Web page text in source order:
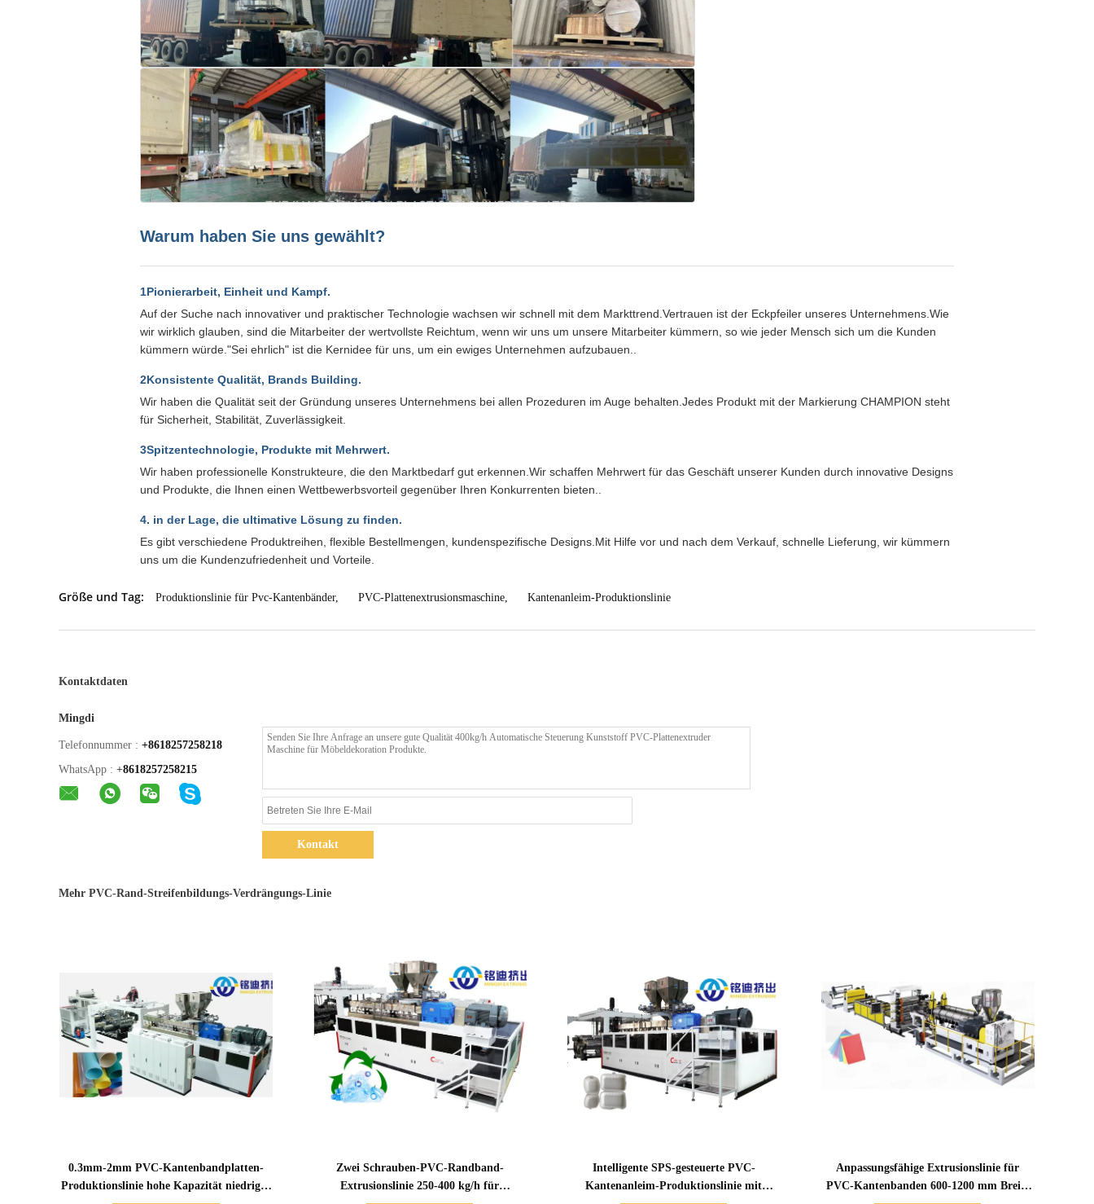
Warum haben Sie uns gewählt?
1Pionierarbeit, Einheit und Kampf.
Auf der Suche nach innovativer und praktischer Technologie wachsen wir schnell mit dem Markttrend.Vertrauen ist der Eckpfeiler unseres Unternehmens.Wie
wir wirklich glauben, sind die Mitarbeiter der wertvollste Reichtum, wenn wir uns um unsere Mitarbeiter kümmern, so wie jeder Mensch sich um die Kunden
kümmern würde."Sei ehrlich" ist die Kernidee für uns, um ein ewiges Unternehmen aufzubauen..
2Konsistente Qualität, Brands Building.
Wir haben die Qualität seit der Gründung unseres Unternehmens bei allen Prozeduren im Auge behalten.Jedes Produkt mit der Markierung CHAMPION steht
für Sicherheit, Stabilität, Zuverlässigkeit.
3Spitzentechnologie, Produkte mit Mehrwert.
Wir haben professionelle Konstrukteure, die den Marktbedarf gut erkennen.Wir schaffen Mehrwert für das Geschäft unserer Kunden durch innovative Designs
und Produkte, die Ihnen einen Wettbewerbsvorteil gegenüber Ihren Konkurrenten bieten..
4. in der Lage, die ultimative Lösung zu finden.
Es gibt verschiedene Produktreihen, flexible Bestellmengen, kundenspezifische Designs.Mit Hilfe vor und nach dem Verkauf, schnelle Lieferung, wir kümmern
uns um die Kundenzufriedenheit und Vorteile.
Größe und Tag: Produktionslinie für Pvc-Kantenbänder, PVC-Plattenextrusionsmaschine, Kantenanleim-Produktionslinie
Kontaktdaten
Mingdi
Telefonnummer : +8618257258218
WhatsApp : +8618257258215
Kontakt
Mehr PVC-Rand-Streifenbildungs-Verdrängungs-Linie
0.3mm-2mm PVC-Kantenbandplatten-
Produktionslinie hohe Kapazität niedriger
Zwei Schrauben-PVC-Randband-
Extrusionslinie 250-400 kg/h für
Intelligente SPS-gesteuerte PVC-
Kantenanleim-Produktionslinie mit
Anpassungsfähige Extrusionslinie für
PVC-Kantenbanden 600-1200 mm Breite